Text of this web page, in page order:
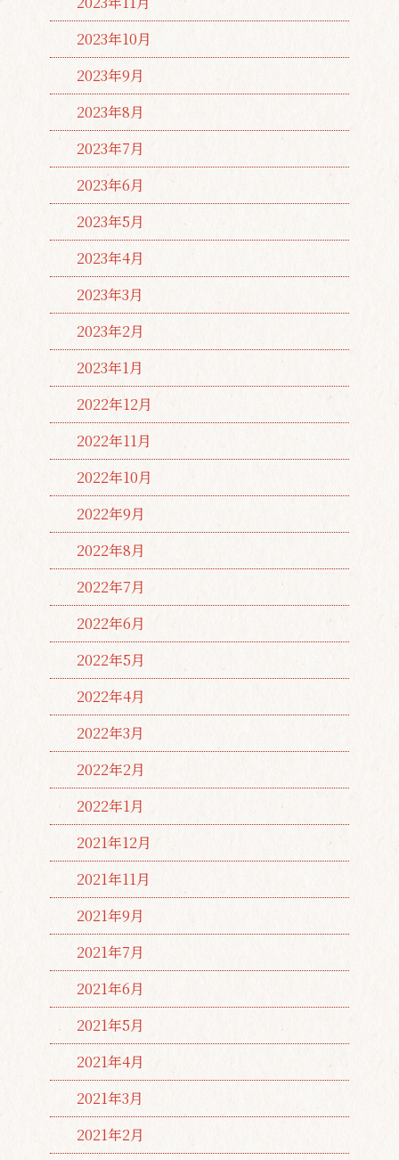
2023年10月
2023年9月
2023年8月
2023年7月
2023年6月
2023年5月
2023年4月
2023年3月
2023年2月
2023年1月
2022年12月
2022年11月
2022年10月
2022年9月
2022年8月
2022年7月
2022年6月
2022年5月
2022年4月
2022年3月
2022年2月
2022年1月
2021年12月
2021年11月
2021年9月
2021年7月
2021年6月
2021年5月
2021年4月
2021年3月
2021年2月